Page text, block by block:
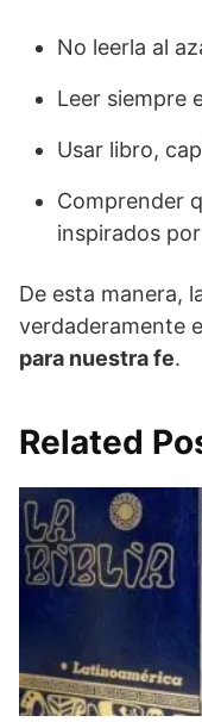
No leerla al
Leer siempre
Usar libro,
Comprender
inspirados
De esta manera,
verdaderamente
para nuestra fe.
Related